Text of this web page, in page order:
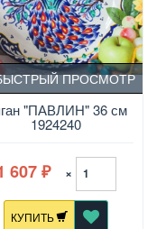
"ПАВЛИН" 36 см
1924240
ПРОСМОТР
607 ₽ ×
КУПИТЬ